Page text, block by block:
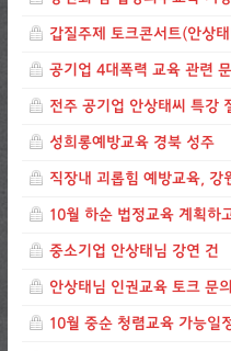
갑질주제 토크콘서트(안상
공기업 4대폭력 교육 관련
전주 공기업 안상태씨 특강
성희롱예방교육 경북 성주
직장내 괴롭힘 예방교육, 강
10월 하순 법정교육 계획하
중소기업 안상태님 강연 건
안상태님 인권교육 토크 문의
10월 중순 청렴교육 가능일